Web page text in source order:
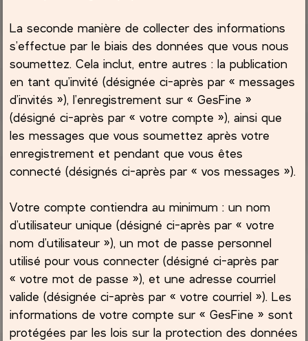
La seconde manière de collecter des informations
s’effectue par le biais des données que vous nous
soumettez. Cela inclut, entre autres : la publication
en tant qu’invité (désignée ci-après par « messages
d’invités »), l’enregistrement sur « GesFine »
(désigné ci-après par « votre compte »), ainsi que
les messages que vous soumettez après votre
enregistrement et pendant que vous êtes
connecté (désignés ci-après par « vos messages »).
Votre compte contiendra au minimum : un nom
d’utilisateur unique (désigné ci-après par « votre
nom d’utilisateur »), un mot de passe personnel
utilisé pour vous connecter (désigné ci-après par
« votre mot de passe »), et une adresse courriel
valide (désignée ci-après par « votre courriel »). Les
informations de votre compte sur « GesFine » sont
protégées par les lois sur la protection des données